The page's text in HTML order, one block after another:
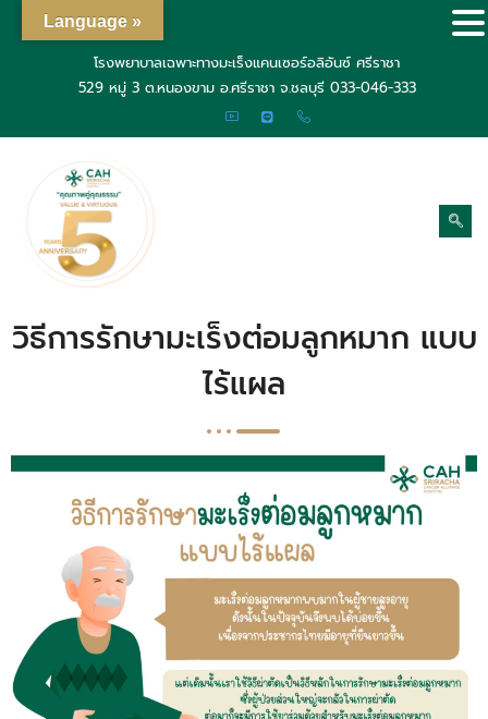
โรงพยาบาลเฉพาะทางมะเร็งแคนเซอร์อลิอันซ์ ศรีราชา
529 หมู่ 3 ต.หนองขาม อ.ศรีราชา จ.ชลบุรี 033-046-333
วิธีการรักษามะเร็งต่อมลูกหมาก แบบ
ไร้แผล
Language »